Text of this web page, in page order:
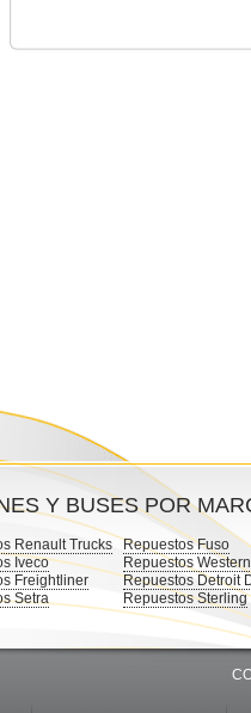
Y BUSES POR
Renault Trucks
Iveco
Freightliner
Setra
Repuestos Fuso
Repuestos
Repuestos Detroit
Repuestos Sterling